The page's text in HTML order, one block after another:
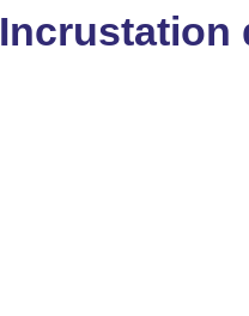
Incrustation